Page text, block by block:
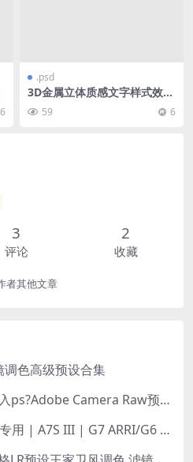
6
.psd
3D金属立体质感文字样式效果
17款-psd
59 6
3
评论
2
收藏
者其他文章
色高级预设合集
xmp文件格式怎么导入ps?Adobe Camera Raw预设导入方法,ACR预设安装教程xmp文件格式怎么导入ps
Phantom LUTs 索尼专用 | A7S III | G7 ARRI/G6 FILM (2023最新版本)